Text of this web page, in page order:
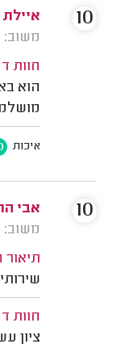
משוב: 23/03/2026
חוות
הוא
איכות
10
אבי
משוב: 11/02/2026
תיאור
חוות
ציון
10